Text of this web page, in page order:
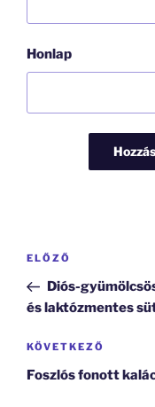
Honlap
Bejegyzés
Korábbi
bejegyzés
ELŐZŐ
Diós-
és laktózmentes
Következő
bejegyzés
KÖVETKEZŐ
Foszlós fonott